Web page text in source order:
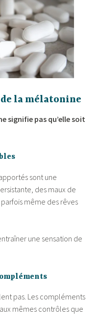
la mélatonine
signifie pas qu’elle soit
sont une
des maux de
même des rêves
une sensation de
pas. Les compléments
mêmes contrôles que